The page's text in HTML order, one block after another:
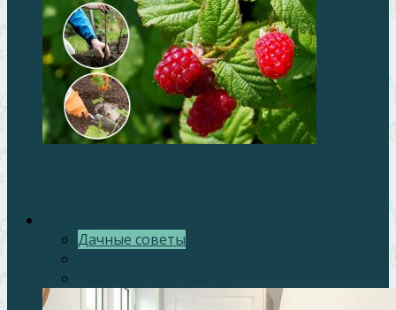
Дачные советы